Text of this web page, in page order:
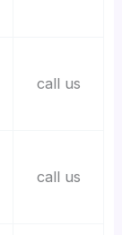
call us
call us